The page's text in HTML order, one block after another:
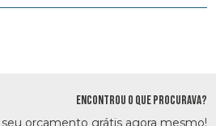
ENCONTROU O QUE PROCURAVA?
seu orçamento grátis agora mesmo!